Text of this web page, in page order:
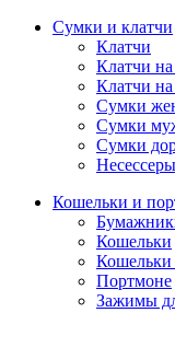
Сумки и клатчи
Клатчи
Клатчи
Клатчи
Сумки
Сумки
Сумки
Кошельки и
Кошельки
Портмоне
Зажимы